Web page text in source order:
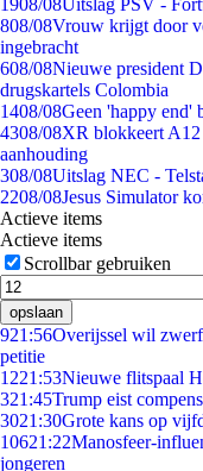
1908/08Uitslag PSV -
808/08Vrouw krijgt door
ingebracht
608/08Nieuwe president
drugskartels Colombia
1408/08Geen 'happy end'
4308/08XR blokkeert A12
aanhouding
308/08Uitslag NEC -
2208/08Jesus Simulator
Actieve items
Actieve items
Scrollbar gebruiken
opslaan
921:56Overijssel wil
petitie
1221:53Nieuwe flitspaal
321:45Trump eist
3021:30Grote kans op
10621:22Manosfeer-
jongeren